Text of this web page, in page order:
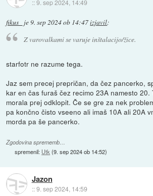
::9. sep 2024, 14:49
fikus_ je9. sep 2024 ob 14:47izjavil:
Z varovalkami se varuje inštalacijo/žice.
starfotr ne razume tega.
Jaz sem precej prepričan, da čez pancerko,
kar en čas furaš čez recimo 23A namesto 20.
morala prej odklopit. Če se gre za nek
pa končno čisto vseeno ali imaš 10A ali 20A
morda pa še pancerko.
Zgodovina sprememb…
spremenil: Utk (9. sep 2024 ob 14:52)
Jazon
::9. sep 2024, 14:59